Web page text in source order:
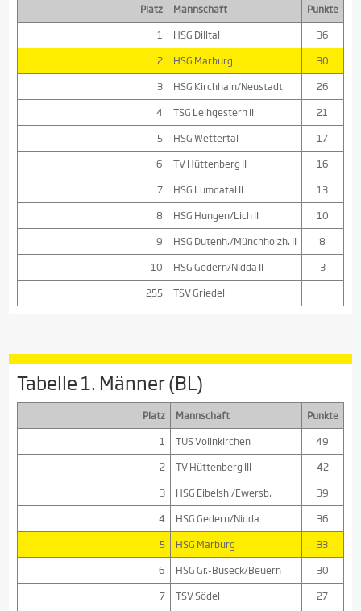
Platz Mannschaft
Punkte
1
HSG Dilltal
36
2
HSG Marburg
30
3
HSG Kirchhain/Neustadt
26
4
TSG Leihgestern II
21
5
HSG Wettertal
17
6
TV Hüttenberg II
16
7
HSG Lumdatal II
13
8
HSG Hungen/Lich II
10
9
HSG Dutenh./Münchholzh. II
8
10
HSG Gedern/Nidda II
3
255
TSV Griedel
Tabelle 1. Männer (BL)
Platz Mannschaft
Punkte
1
TUS Vollnkirchen
49
2
TV Hüttenberg III
42
3
HSG Eibelsh./Ewersb.
39
4
HSG Gedern/Nidda
36
5
HSG Marburg
33
6
HSG Gr.-Buseck/Beuern
30
7
TSV Södel
27